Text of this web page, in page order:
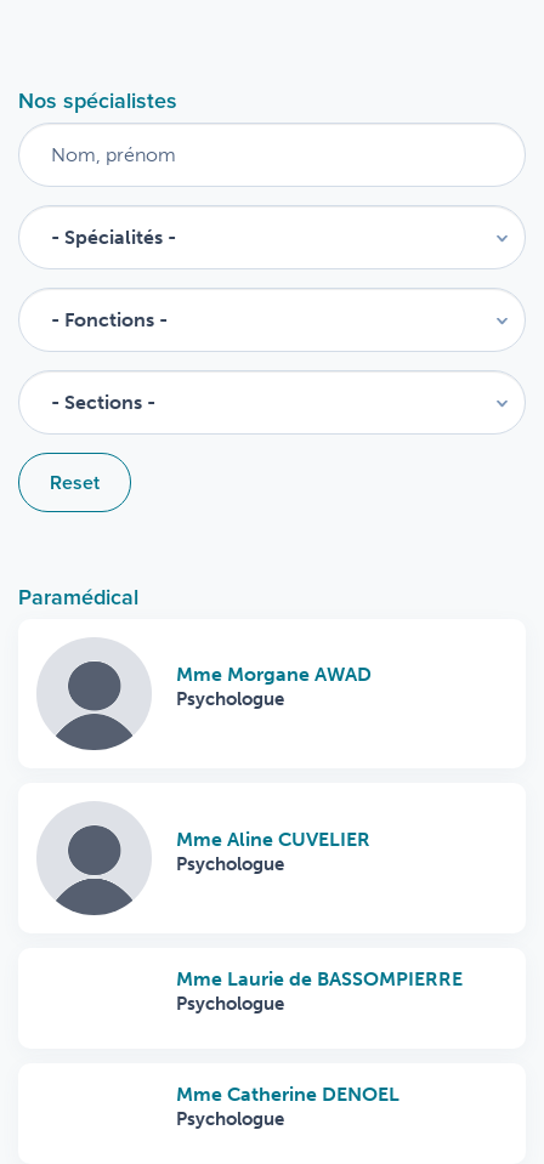
Nos spécialistes
Reset
Paramédical
Mme Morgane AWAD
Psychologue
Mme Aline CUVELIER
Psychologue
Mme Laurie de BASSOMPIERRE
Psychologue
Mme Catherine DENOEL
Psychologue